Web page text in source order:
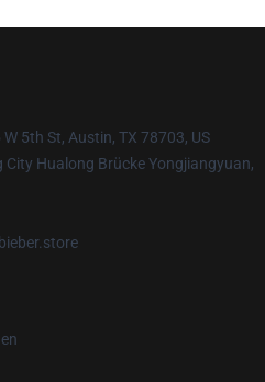
5th St, Austin, TX 78703, US
City Hualong Brücke Yongjiangyuan,